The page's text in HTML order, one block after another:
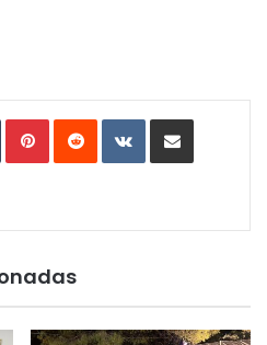
TumblrPinterestReddit VKontakteCompartir por correo